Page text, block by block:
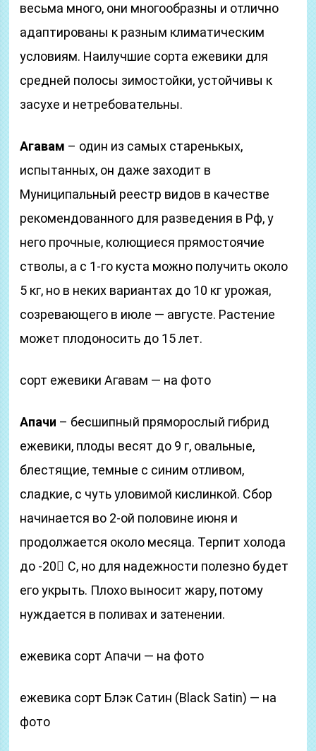
весьма много, они многообразны и отлично
адаптированы к разным климатическим
условиям. Наилучшие сорта ежевики для
средней полосы зимостойки, устойчивы к
засухе и нетребовательны.
Агавам – один из самых старенькых,
испытанных, он даже заходит в
Муниципальный реестр видов в качестве
рекомендованного для разведения в Рф, у
него прочные, колющиеся прямостоячие
стволы, а с 1-го куста можно получить около
5 кг, но в неких вариантах до 10 кг урожая,
созревающего в июле — августе. Растение
может плодоносить до 15 лет.
сорт ежевики Агавам — на фото
Апачи – бесшипный пряморослый гибрид
ежевики, плоды весят до 9 г, овальные,
блестящие, темные с синим отливом,
сладкие, с чуть уловимой кислинкой. Сбор
начинается во 2-ой половине июня и
продолжается около месяца. Терпит холода
до -20 ْС, но для надежности полезно будет
его укрыть. Плохо выносит жару, потому
нуждается в поливах и затенении.
ежевика сорт Апачи — на фото
ежевика сорт Блэк Сатин (Black Satin) — на
фото